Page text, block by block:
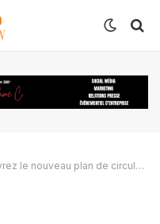
le nouveau plan de circulation